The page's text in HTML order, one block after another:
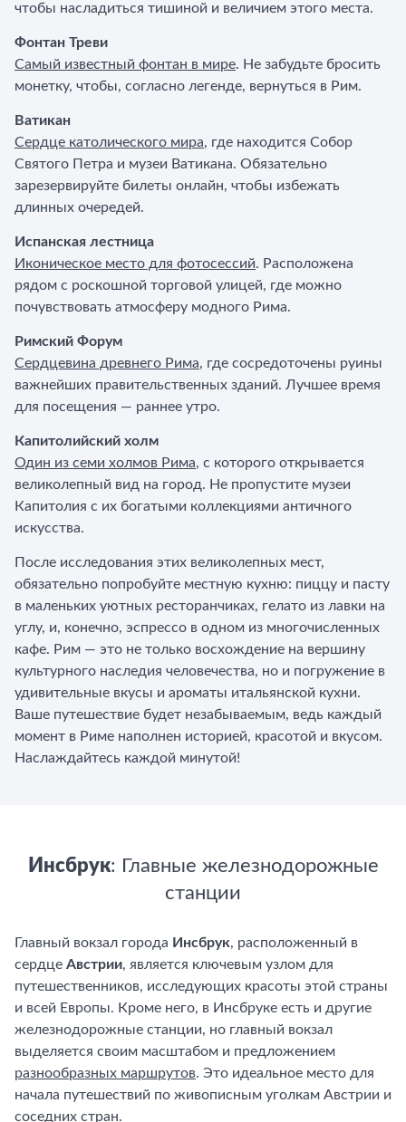
чтобы насладиться тишиной и величием этого места.
Фонтан Треви
Самый известный фонтан в мире. Не забудьте бросить
монетку, чтобы, согласно легенде, вернуться в Рим.
Ватикан
Сердце католического мира, где находится Собор
Святого Петра и музеи Ватикана. Обязательно
зарезервируйте билеты онлайн, чтобы избежать
длинных очередей.
Испанская лестница
Иконическое место для фотосессий. Расположена
рядом с роскошной торговой улицей, где можно
почувствовать атмосферу модного Рима.
Римский Форум
Сердцевина древнего Рима, где сосредоточены руины
важнейших правительственных зданий. Лучшее время
для посещения — раннее утро.
Капитолийский холм
Один из семи холмов Рима, с которого открывается
великолепный вид на город. Не пропустите музеи
Капитолия с их богатыми коллекциями античного
искусства.
После исследования этих великолепных мест,
обязательно попробуйте местную кухню: пиццу и пасту
в маленьких уютных ресторанчиках, гелато из лавки на
углу, и, конечно, эспрессо в одном из многочисленных
кафе. Рим — это не только восхождение на вершину
культурного наследия человечества, но и погружение в
удивительные вкусы и ароматы итальянской кухни.
Ваше путешествие будет незабываемым, ведь каждый
момент в Риме наполнен историей, красотой и вкусом.
Наслаждайтесь каждой минутой!
Инсбрук: Главные железнодорожные
станции
Главный вокзал города Инсбрук, расположенный в
сердце Австрии, является ключевым узлом для
путешественников, исследующих красоты этой страны
и всей Европы. Кроме него, в Инсбруке есть и другие
железнодорожные станции, но главный вокзал
выделяется своим масштабом и предложением
разнообразных маршрутов. Это идеальное место для
начала путешествий по живописным уголкам Австрии и
соседних стран.